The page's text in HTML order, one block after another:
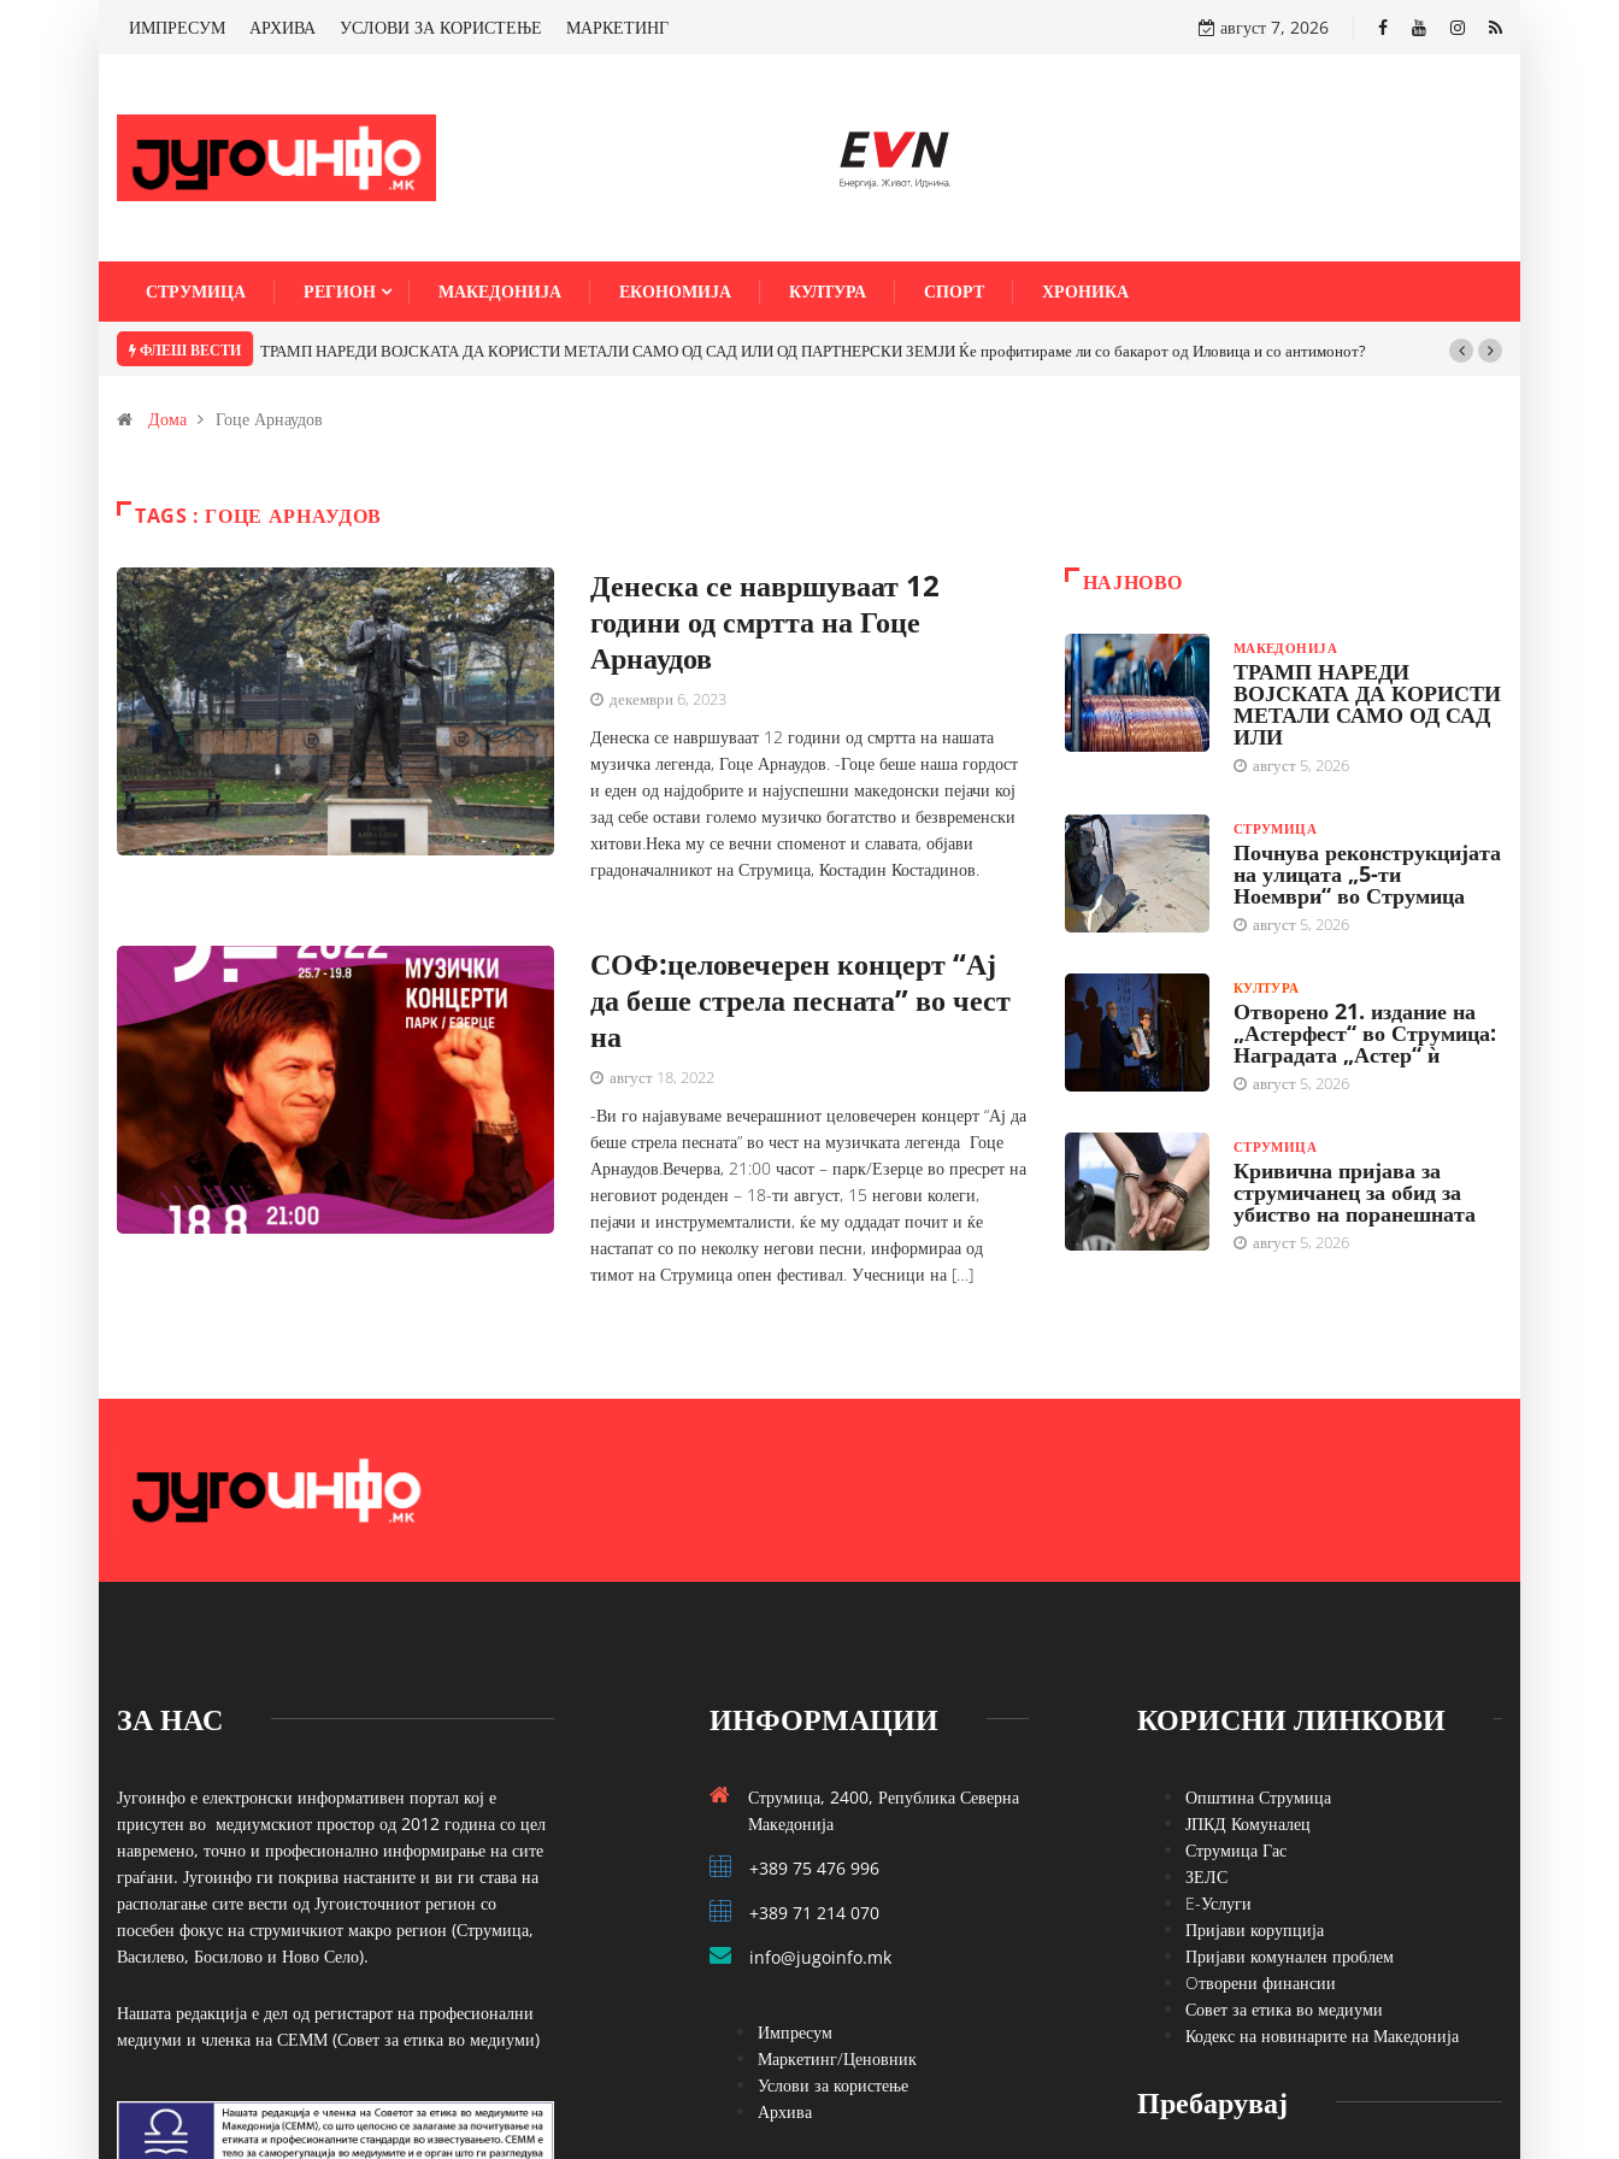
ИМПРЕСУМ АРХИВА УСЛОВИ ЗА КОРИСТЕЊЕ МАРКЕТИНГ август 7, 2026
СТРУМИЦА РЕГИОН МАКЕДОНИЈА ЕКОНОМИЈА КУЛТУРА СПОРТ ХРОНИКА
ФЛЕШ ВЕСТИ ТРАМП НАРЕДИ ВОЈСКАТА ДА КОРИСТИ МЕТАЛИ САМО ОД САД ИЛИ ОД ПАРТНЕРСКИ ЗЕМЈИ Ќе профитираме ли со бакарот од Иловица и со антимонот?
Дома Гоце Арнаудов
TAGS : ГОЦЕ АРНАУДОВ
Денеска се навршуваат 12
години од смртта на Гоце
Арнаудов
декември 6, 2023
Денеска се навршуваат 12 години од смртта на нашата
музичка легенда, Гоце Арнаудов. -Гоце беше наша гордост
и еден од најдобрите и најуспешни македонски пејачи кој
зад себе остави големо музичко богатство и безвременски
хитови.Нека му се вечни споменот и славата, објави
градоначалникот на Струмица, Костадин Костадинов.
СОФ:целовечерен концерт “Ај
да беше стрела песната” во чест
на
август 18, 2022
-Ви го најавуваме вечерашниот целовечерен концерт “Ај да
беше стрела песната” во чест на музичката легенда Гоце
Арнаудов.Вечерва, 21:00 часот – парк/Езерце во пресрет на
неговиот роденден – 18-ти август, 15 негови колеги,
пејачи и инструмемталисти, ќе му оддадат почит и ќе
настапат со по неколку негови песни, информираа од
тимот на Струмица опен фестивал. Учесници на […]
НАЈНОВО
МАКЕДОНИЈА
ТРАМП НАРЕДИ
ВОЈСКАТА ДА КОРИСТИ
МЕТАЛИ САМО ОД САД
ИЛИ
август 5, 2026
СТРУМИЦА
Почнува реконструкцијата
на улицата „5-ти
Ноември“ во Струмица
август 5, 2026
КУЛТУРА
Отворено 21. издание на
„Астерфест“ во Струмица:
Наградата „Астер“ ѝ
август 5, 2026
СТРУМИЦА
Кривична пријава за
струмичанец за обид за
убиство на поранешната
август 5, 2026
ЗА НАС
Југоинфо е електронски информативен портал кој е
присутен во медиумскиот простор од 2012 година со цел
навремено, точно и професионално информирање на сите
граѓани. Југоинфо ги покрива настаните и ви ги става на
располагање сите вести од Југоисточниот регион со
посебен фокус на струмичкиот макро регион (Струмица,
Василево, Босилово и Ново Село).
Нашата редакција е дел од регистарот на професионални
медиуми и членка на СЕММ (Совет за етика во медиуми)
ИНФОРМАЦИИ
Струмица, 2400, Република Северна
Македонија
+389 75 476 996
+389 71 214 070
info@jugoinfo.mk
Импресум
Маркетинг/Ценовник
Услови за користење
Архива
КОРИСНИ ЛИНКОВИ
Општина Струмица
ЈПКД Комуналец
Струмица Гас
ЗЕЛС
E-Услуги
Пријави корупција
Пријави комунален проблем
Oтворени финансии
Совет за етика во медиуми
Кодекс на новинарите на Македонија
Пребарувај